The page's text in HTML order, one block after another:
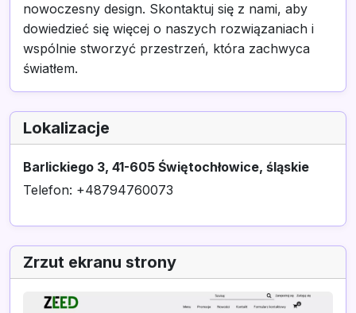
nowoczesny design. Skontaktuj się z nami, aby
dowiedzieć się więcej o naszych rozwiązaniach i
wspólnie stworzyć przestrzeń, która zachwyca
światłem.
Lokalizacje
Barlickiego 3, 41-605 Świętochłowice, śląskie
Telefon: +48794760073
Zrzut ekranu strony